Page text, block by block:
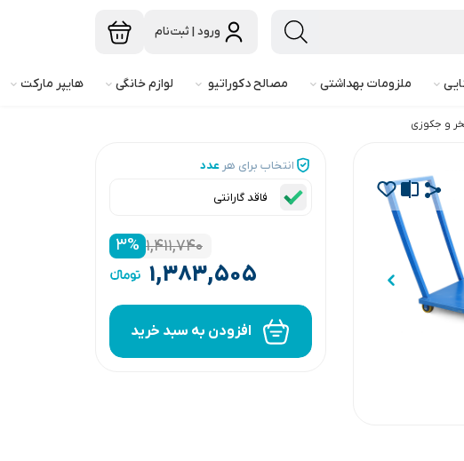
ورود | ثبت‌نام
ملزومات بهداشتی مصالح دکوراتیو لوازم خانگی هایپر مارکت
و جکوزی
انتخاب برای هر عدد
فاقد گارانتی
۳% ۱,۴۱۱,۷۴۰
۱,۳۸۳,۵۰۵
افزودن به سبد خرید